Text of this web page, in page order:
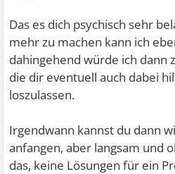
Das es dich psychisch sehr
mehr zu machen kann ich
dahingehend würde ich dann
die dir eventuell auch dabei
loszulassen.
Irgendwann kannst du dann
anfangen, aber langsam und
das, keine Lösungen für ein